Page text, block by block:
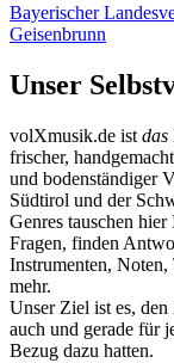
Bayerischer
Geisenbrunn
Unser
volXmusik.de ist das
frischer,
und bodenständiger
Südtirol und der
Genres tauschen
Fragen, finden
Instrumenten,
mehr.
Unser Ziel ist es,
auch und gerade für
Bezug dazu hatten.